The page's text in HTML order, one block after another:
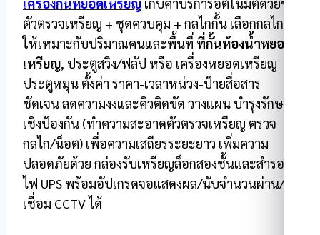
ตัวตรวจเหรียญ + ชุดควบคุม + กลไกกั้น เลือกกลไก
ให้เหมาะกับปริมาณคนและพื้นที่ ที่กั้นห้องน้ำหยอด
เหรียญ, ประตูสวิง/ฟลัป หรือ เครื่องหยอดเหรียญ
ประตูหมุน ตั้งค่า ราคา-เวลาหน่วง-ป้ายสื่อสาร
ชัดเจน ลดความงงและคิวติดขัด วางแผน บำรุงรักษา
เชิงป้องกัน (ทำความสะอาดตัวตรวจเหรียญ ตรวจ
กลไก/น็อต) เพื่อความเสถียรระยะยาว เพิ่มความ
ปลอดภัยด้วย กล่องรับเหรียญล็อกสองชั้นและสำรอง
ไฟ UPS พร้อมอัปเกรดจอแสดงผล/นับจำนวนผ่าน/
เชื่อม CCTV ได้